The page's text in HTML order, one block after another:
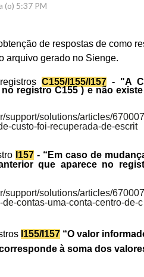
(o) 5:37 PM
de respostas de como
arquivo gerado no Sienge.
C155/I155/I157- "A
registro C155 ) e não
support/solutions/articles/
custo-foi-recuperada-de-escrit
I157 - “Em caso de
que aparece no
support/solutions/articles/
contas-uma-conta-centro-de-c
I155/I157 “O valor
à soma dos